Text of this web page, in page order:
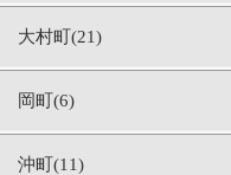
大村町(21)
岡町(6)
沖町(11)